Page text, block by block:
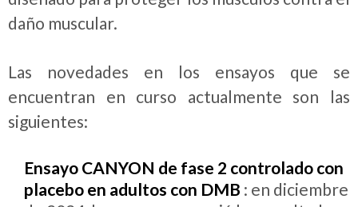
daño muscular.
Las novedades en los ensayos que se
encuentran en curso actualmente son las
siguientes:
Ensayo CANYON de fase 2 controlado con
placebo en adultos con DMB : en diciembre